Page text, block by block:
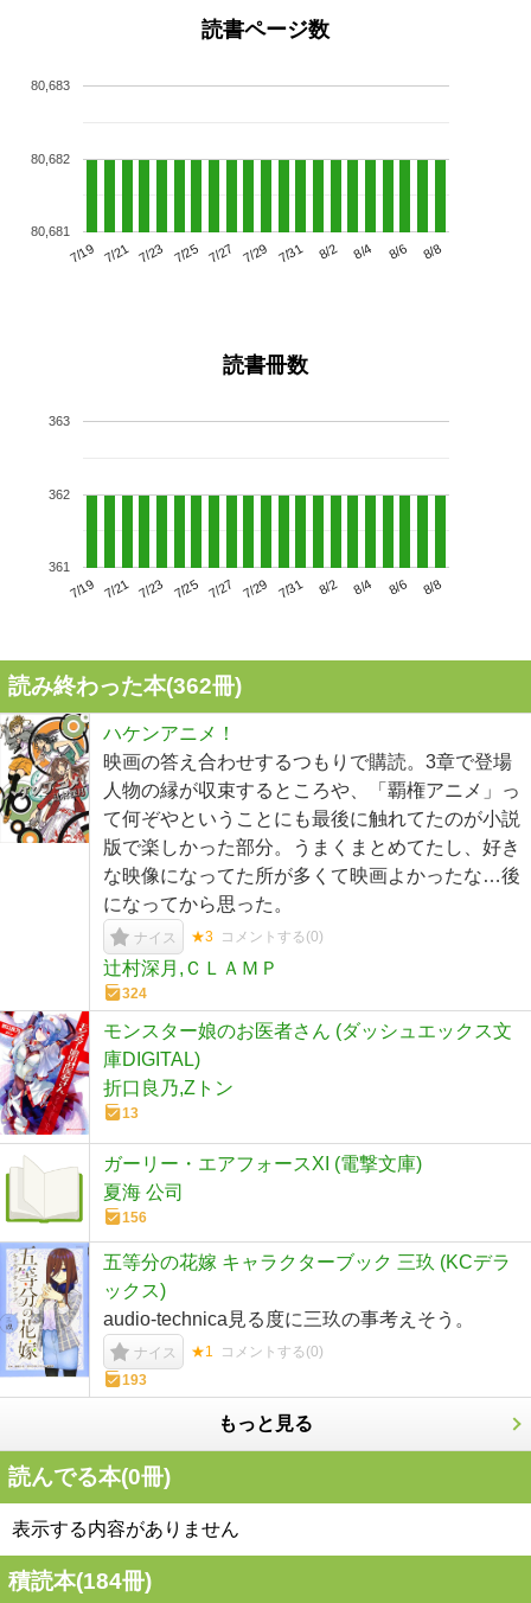
読書ページ数
7/19 7/21 7/23 7/25 7/27 7/29 7/31 8/2 8/4 8/6 8/8
80,681
80,682
80,683
読書冊数
7/19 7/21 7/23 7/25 7/27 7/29 7/31 8/2 8/4 8/6 8/8
361
362
363
読み終わった本(362冊)
ハケンアニメ！
映画の答え合わせするつもりで購読。3章で登場
人物の縁が収束するところや、「覇権アニメ」っ
て何ぞやということにも最後に触れてたのが小説
版で楽しかった部分。うまくまとめてたし、好き
な映像になってた所が多くて映画よかったな…後
になってから思った。
ナイス ★3 コメントする(0)
辻村深月,ＣＬＡＭＰ
324
モンスター娘のお医者さん (ダッシュエックス文
庫DIGITAL)
折口良乃,Zトン
13
ガーリー・エアフォースXI (電撃文庫)
夏海 公司
156
五等分の花嫁 キャラクターブック 三玖 (KCデラ
ックス)
audio-technica見る度に三玖の事考えそう。
ナイス ★1 コメントする(0)
193
もっと見る
読んでる本(0冊)
表示する内容がありません
積読本(184冊)